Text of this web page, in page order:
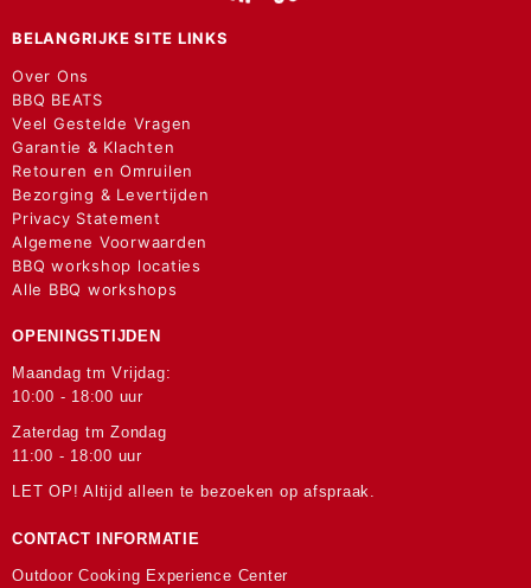
BELANGRIJKE SITE LINKS
Over Ons
BBQ BEATS
Veel Gestelde Vragen
Garantie & Klachten
Retouren en Omruilen
Bezorging & Levertijden
Privacy Statement
Algemene Voorwaarden
BBQ workshop locaties
Alle BBQ workshops
OPENINGSTIJDEN
Maandag tm Vrijdag:
10:00 - 18:00 uur
Zaterdag tm Zondag
11:00 - 18:00 uur
LET OP! Altijd alleen te bezoeken op afspraak.
CONTACT INFORMATIE
Outdoor Cooking Experience Center